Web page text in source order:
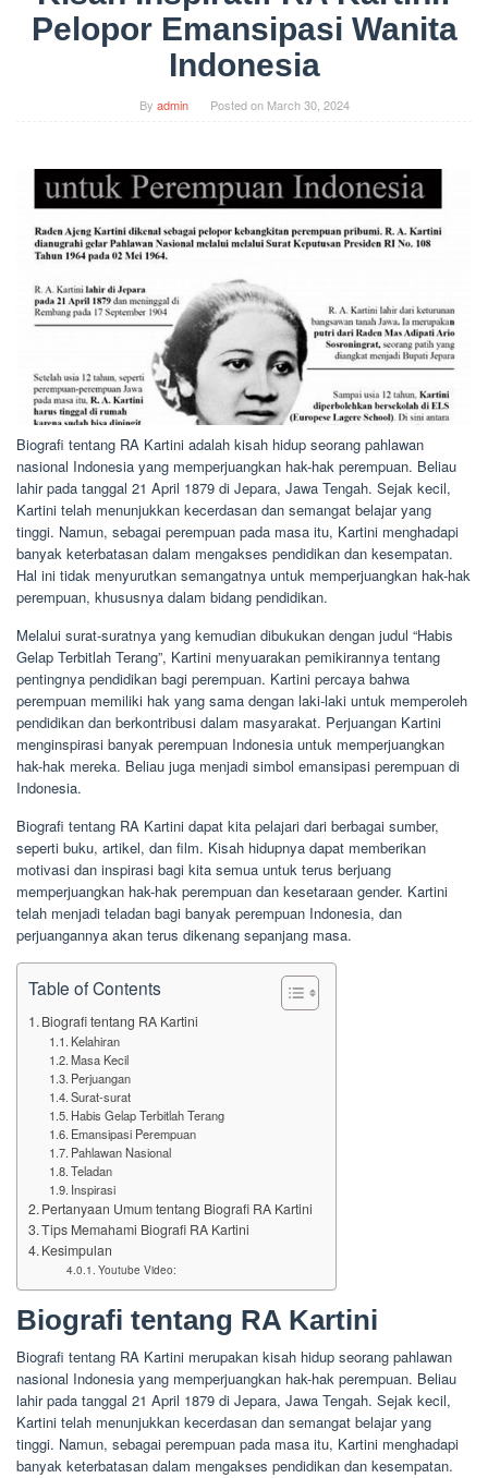
Pelopor Emansipasi Wanita
Indonesia
By admin Posted on March 30, 2024
Biografi tentang RA Kartini adalah kisah hidup seorang pahlawan
nasional Indonesia yang memperjuangkan hak-hak perempuan. Beliau
lahir pada tanggal 21 April 1879 di Jepara, Jawa Tengah. Sejak kecil,
Kartini telah menunjukkan kecerdasan dan semangat belajar yang
tinggi. Namun, sebagai perempuan pada masa itu, Kartini menghadapi
banyak keterbatasan dalam mengakses pendidikan dan kesempatan.
Hal ini tidak menyurutkan semangatnya untuk memperjuangkan hak-hak
perempuan, khususnya dalam bidang pendidikan.
Melalui surat-suratnya yang kemudian dibukukan dengan judul “Habis
Gelap Terbitlah Terang”, Kartini menyuarakan pemikirannya tentang
pentingnya pendidikan bagi perempuan. Kartini percaya bahwa
perempuan memiliki hak yang sama dengan laki-laki untuk memperoleh
pendidikan dan berkontribusi dalam masyarakat. Perjuangan Kartini
menginspirasi banyak perempuan Indonesia untuk memperjuangkan
hak-hak mereka. Beliau juga menjadi simbol emansipasi perempuan di
Indonesia.
Biografi tentang RA Kartini dapat kita pelajari dari berbagai sumber,
seperti buku, artikel, dan film. Kisah hidupnya dapat memberikan
motivasi dan inspirasi bagi kita semua untuk terus berjuang
memperjuangkan hak-hak perempuan dan kesetaraan gender. Kartini
telah menjadi teladan bagi banyak perempuan Indonesia, dan
perjuangannya akan terus dikenang sepanjang masa.
Table of Contents
Biografi tentang RA Kartini
Kelahiran
Masa Kecil
Perjuangan
Surat-surat
Habis Gelap Terbitlah Terang
Emansipasi Perempuan
Pahlawan Nasional
Teladan
Inspirasi
Pertanyaan Umum tentang Biografi RA Kartini
Tips Memahami Biografi RA Kartini
Kesimpulan
Youtube Video:
Biografi tentang RA Kartini
Biografi tentang RA Kartini merupakan kisah hidup seorang pahlawan
nasional Indonesia yang memperjuangkan hak-hak perempuan. Beliau
lahir pada tanggal 21 April 1879 di Jepara, Jawa Tengah. Sejak kecil,
Kartini telah menunjukkan kecerdasan dan semangat belajar yang
tinggi. Namun, sebagai perempuan pada masa itu, Kartini menghadapi
banyak keterbatasan dalam mengakses pendidikan dan kesempatan.